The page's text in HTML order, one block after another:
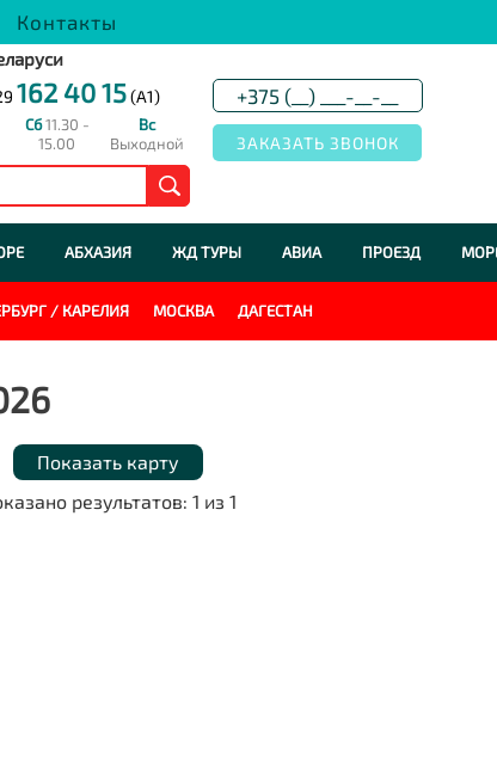
Контакты
162 40 15(A1)
Сб11.30 -
15.00
Вс
Выходной
АБХАЗИЯ ЖД ТУРЫ АВИА ПРОЕЗД
/ КАРЕЛИЯ МОСКВА ДАГЕСТАН
Показать карту
результатов:1 из1